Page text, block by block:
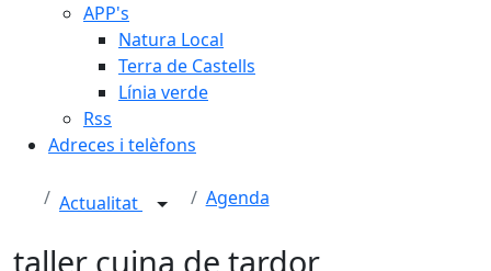
APP's
Natura Local
Terra de Castells
Línia verde
Rss
Adreces i telèfons
Actualitat Agenda
taller cuina de tardor